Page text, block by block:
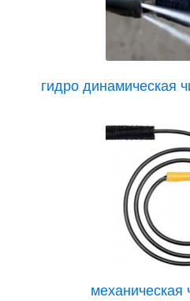
гидро динамическая
механическая